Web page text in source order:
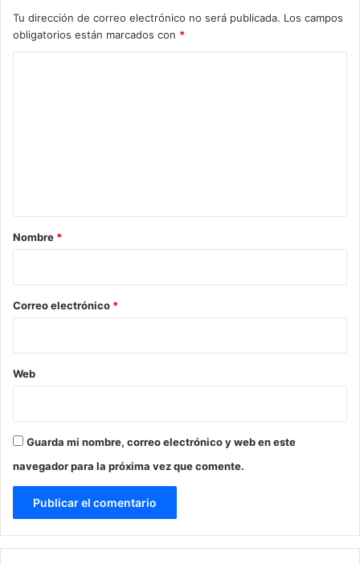
Tu dirección de correo electrónico no será publicada. Los campos
obligatorios están marcados con *
r
*
Nombre *
Correo electrónico *
Web
Guarda mi nombre, correo electrónico y web en este
navegador para la próxima vez que comente.